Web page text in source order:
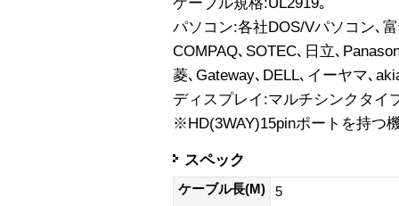
パソコン:各社DOS/Vパソコン､
COMPAQ､SOTEC､日立､
菱､Gateway､DELL､イーヤマ､
ディスプレイ:マルチシンクタイ
※HD(3WAY)15pinポートを持つ
スペック
ケーブル長(M)
5